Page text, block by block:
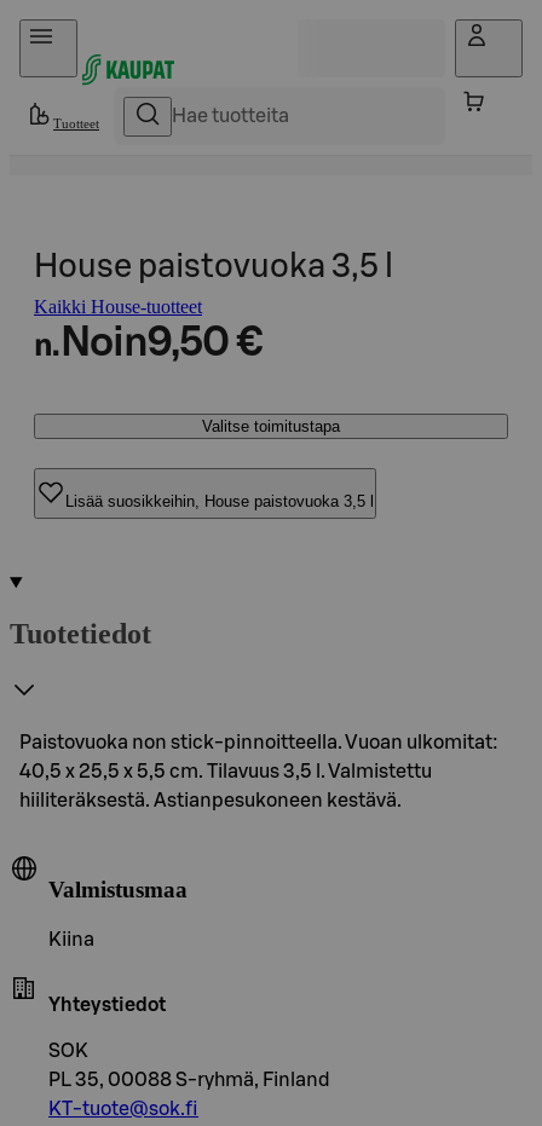
Hyppää sisältöön
Tuotteet
House paistovuoka 3,5 l
Kaikki House-tuotteet
n. Noin9,50 €
Valitse toimitustapa
Lisää suosikkeihin, House paistovuoka 3,5 l
Tuotetiedot
Paistovuoka non stick-pinnoitteella. Vuoan ulkomitat:
40,5 x 25,5 x 5,5 cm. Tilavuus 3,5 l. Valmistettu
hiiliteräksestä. Astianpesukoneen kestävä.
Valmistusmaa
Kiina
Yhteystiedot
SOK
PL 35, 00088 S-ryhmä, Finland
KT-tuote@sok.fi